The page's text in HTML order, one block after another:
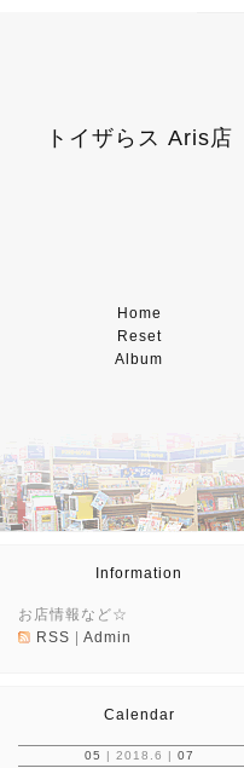
トイザらス Aris店
Home
Reset
Album
Information
お店情報など☆
RSS
Admin
Calendar
05 | 2018.6 | 07